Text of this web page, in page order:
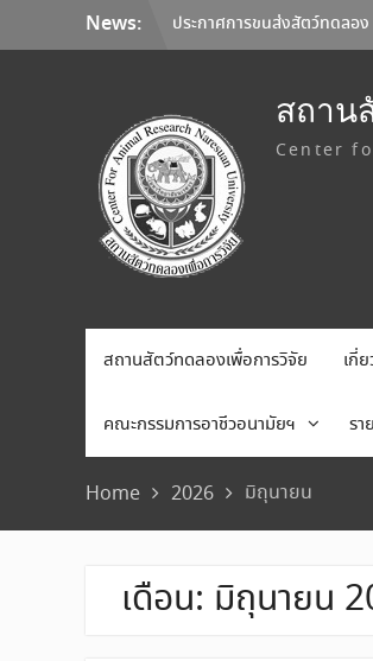
to
News:
ประกาศการขนส่งสัตว์ทดลอ
พฤศจิกายน 2569
เพื่อการวิจัย มหาวิทยาลัยนเร
มหาวิทยาลัยนเรศวร จับมือ
of Toxicology และมหาวิทย
นาม MOU ยกระดับการวิจัยท
ปลอดภัยระดับก่อนคลินิกสู่มาต
สถาน
Center
สถานสัตว์ทดลองเพื่อการวิจัย เกี่
คณะกรรมการอาชีวอนามัยฯ ร
Home 2026 มิถุนายน
เดือน: มิถุนายน